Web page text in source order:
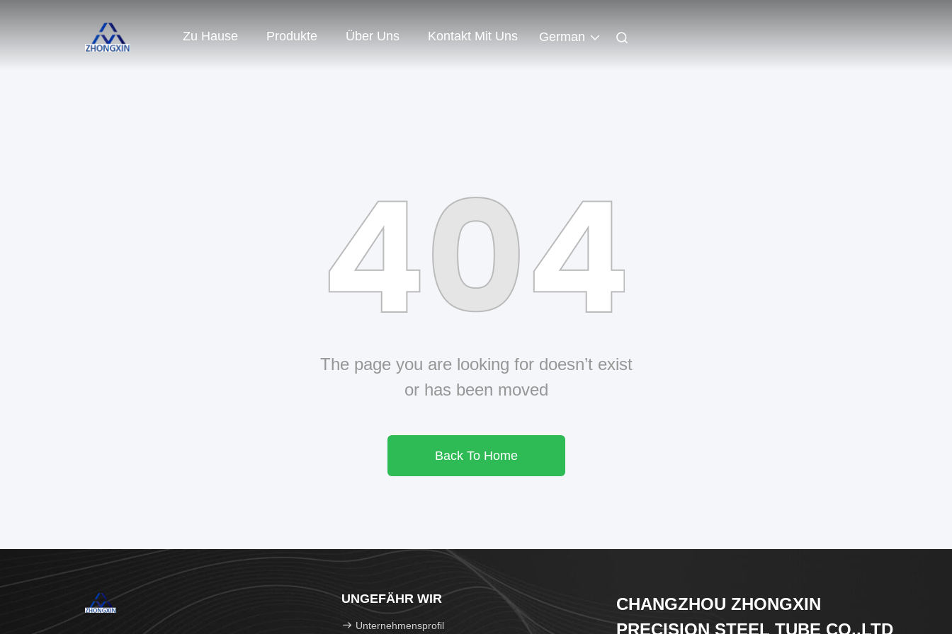
Zu Hause Produkte Über Uns Kontakt Mit Uns German
The page you are looking for doesn’t exist
or has been moved
Back To Home
UNGEFÄHR WIR
Unternehmensprofil
CHANGZHOU ZHONGXIN
PRECISION STEEL TUBE CO.,LTD